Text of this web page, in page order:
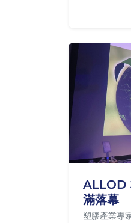
已於 2026/
ALLOD
滿落幕
塑膠產業專